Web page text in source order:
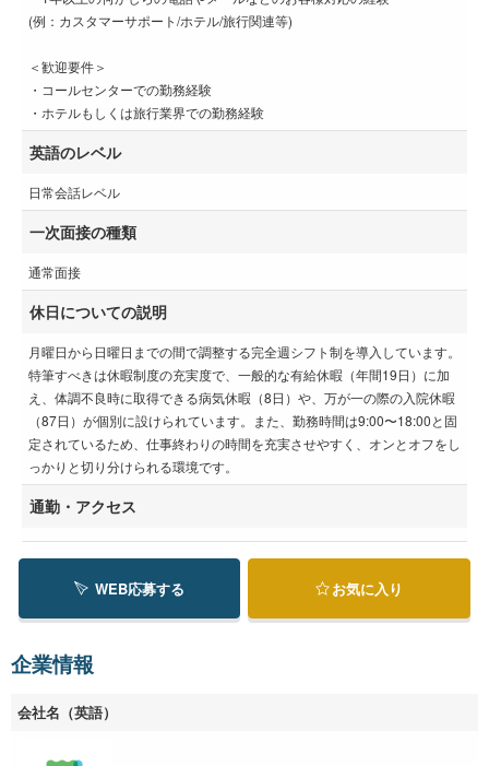
(例：カスタマーサポート/ホテル/旅行関連等)
＜歓迎要件＞
・コールセンターでの勤務経験
・ホテルもしくは旅行業界での勤務経験
英語のレベル
日常会話レベル
一次面接の種類
通常面接
休日についての説明
月曜日から日曜日までの間で調整する完全週シフト制を導入しています。
特筆すべきは休暇制度の充実度で、一般的な有給休暇（年間19日）に加
え、体調不良時に取得できる病気休暇（8日）や、万が一の際の入院休暇
（87日）が個別に設けられています。また、勤務時間は9:00〜18:00と固
定されているため、仕事終わりの時間を充実させやすく、オンとオフをし
っかりと切り分けられる環境です。
通勤・アクセス
WEB応募する お気に入り
企業情報
会社名（英語）